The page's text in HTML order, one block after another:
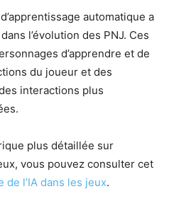
automatique a
l’évolution des PNJ. Ces
d’apprendre et de
du joueur et des
interactions plus
plus détaillée sur
vous pouvez consulter cet
de l’IA dans les jeux.